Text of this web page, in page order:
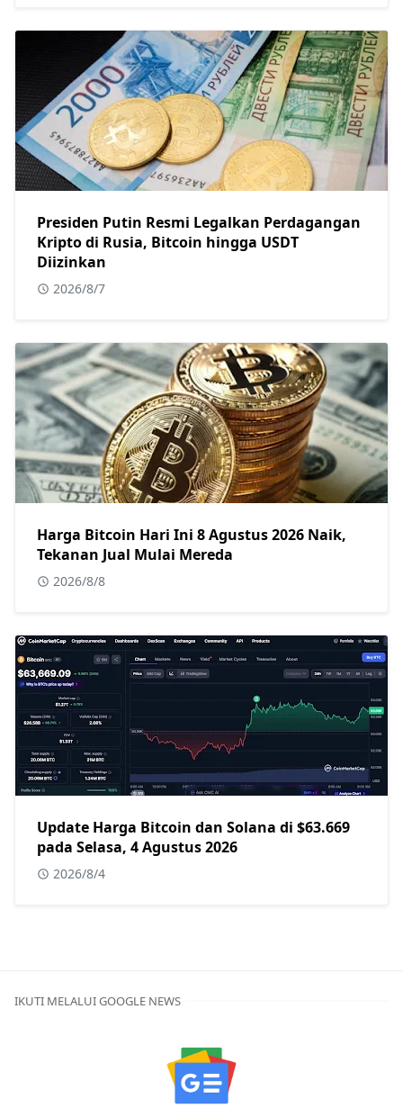
Presiden Putin Resmi Legalkan Perdagangan
Kripto di Rusia, Bitcoin hingga USDT
Diizinkan
2026/8/7
Harga Bitcoin Hari Ini 8 Agustus 2026 Naik,
Tekanan Jual Mulai Mereda
2026/8/8
Update Harga Bitcoin dan Solana di $63.669
pada Selasa, 4 Agustus 2026
2026/8/4
IKUTI MELALUI GOOGLE NEWS